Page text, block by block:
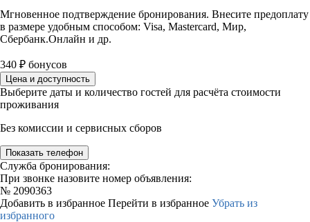
Мгновенное подтверждение бронирования. Внесите предоплату
в размере удобным способом: Visa, Mastercard, Мир,
Сбербанк.Онлайн и др.
340 ₽ бонусов
Цена и доступность
Выберите даты и количество гостей для расчёта стоимости
проживания
Без комиссии и сервисных сборов
Показать телефон
Служба бронирования:
При звонке назовите номер объявления:
№ 2090363
Добавить в избранное Перейти в избранное Убрать из
избранного